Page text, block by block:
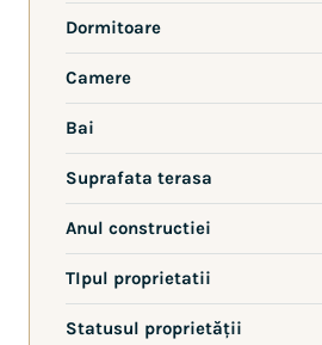
Dormitoare
Camere
Bai
Suprafata terasa
Anul constructiei
TIpul proprietatii
Statusul proprietății